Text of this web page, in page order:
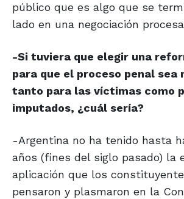
público que es algo que se
lado en una negociación
-Si tuviera que elegir una
para que el proceso penal sea
tanto para las víctimas como
imputados, ¿cuál sería?
-Argentina no ha tenido hasta
años (fines del siglo pasado) la
aplicación que los
pensaron y plasmaron en la